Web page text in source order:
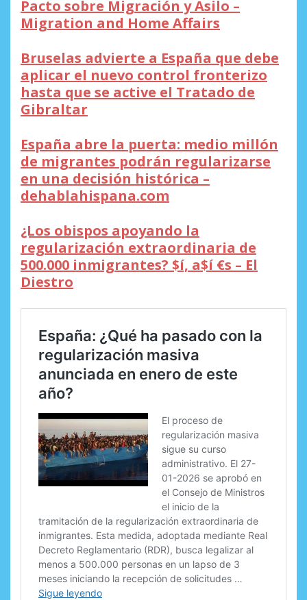
Pacto sobre Migración y Asilo –
Migration and Home Affairs
Bruselas advierte a España que debe
aplicar el nuevo control fronterizo
hasta que se active el Tratado de
Gibraltar
España abre la puerta: medio millón
de migrantes podrán regularizarse
en una decisión histórica –
dehablahispana.com
¿Los obispos apoyando la
regularización extraordinaria de
500.000 inmigrantes? $í, a$í €s – El
Diestro